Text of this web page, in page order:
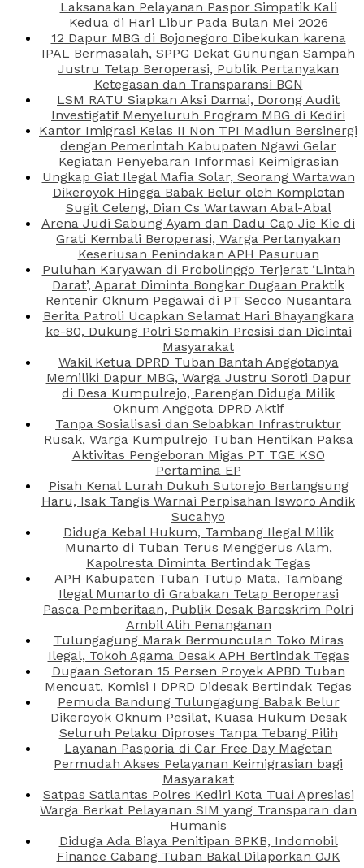
Laksanakan Pelayanan Paspor Simpatik Kali
Kedua di Hari Libur Pada Bulan Mei 2026
12 Dapur MBG di Bojonegoro Dibekukan karena
IPAL Bermasalah, SPPG Dekat Gunungan Sampah
Justru Tetap Beroperasi, Publik Pertanyakan
Ketegasan dan Transparansi BGN
LSM RATU Siapkan Aksi Damai, Dorong Audit
Investigatif Menyeluruh Program MBG di Kediri
Kantor Imigrasi Kelas II Non TPI Madiun Bersinergi
dengan Pemerintah Kabupaten Ngawi Gelar
Kegiatan Penyebaran Informasi Keimigrasian
Ungkap Giat Ilegal Mafia Solar, Seorang Wartawan
Dikeroyok Hingga Babak Belur oleh Komplotan
Sugit Celeng, Dian Cs Wartawan Abal-Abal
Arena Judi Sabung Ayam dan Dadu Cap Jie Kie di
Grati Kembali Beroperasi, Warga Pertanyakan
Keseriusan Penindakan APH Pasuruan
Puluhan Karyawan di Probolinggo Terjerat ‘Lintah
Darat’, Aparat Diminta Bongkar Dugaan Praktik
Rentenir Oknum Pegawai di PT Secco Nusantara
Berita Patroli Ucapkan Selamat Hari Bhayangkara
ke-80, Dukung Polri Semakin Presisi dan Dicintai
Masyarakat
Wakil Ketua DPRD Tuban Bantah Anggotanya
Memiliki Dapur MBG, Warga Justru Soroti Dapur
di Desa Kumpulrejo, Parengan Diduga Milik
Oknum Anggota DPRD Aktif
Tanpa Sosialisasi dan Sebabkan Infrastruktur
Rusak, Warga Kumpulrejo Tuban Hentikan Paksa
Aktivitas Pengeboran Migas PT TGE KSO
Pertamina EP
Pisah Kenal Lurah Dukuh Sutorejo Berlangsung
Haru, Isak Tangis Warnai Perpisahan Isworo Andik
Sucahyo
Diduga Kebal Hukum, Tambang Ilegal Milik
Munarto di Tuban Terus Menggerus Alam,
Kapolresta Diminta Bertindak Tegas
APH Kabupaten Tuban Tutup Mata, Tambang
Ilegal Munarto di Grabakan Tetap Beroperasi
Pasca Pemberitaan, Publik Desak Bareskrim Polri
Ambil Alih Penanganan
Tulungagung Marak Bermunculan Toko Miras
Ilegal, Tokoh Agama Desak APH Bertindak Tegas
Dugaan Setoran 15 Persen Proyek APBD Tuban
Mencuat, Komisi I DPRD Didesak Bertindak Tegas
Pemuda Bandung Tulungagung Babak Belur
Dikeroyok Oknum Pesilat, Kuasa Hukum Desak
Seluruh Pelaku Diproses Tanpa Tebang Pilih
Layanan Pasporia di Car Free Day Magetan
Permudah Akses Pelayanan Keimigrasian bagi
Masyarakat
Satpas Satlantas Polres Kediri Kota Tuai Apresiasi
Warga Berkat Pelayanan SIM yang Transparan dan
Humanis
Diduga Ada Biaya Penitipan BPKB, Indomobil
Finance Cabang Tuban Bakal Dilaporkan OJK